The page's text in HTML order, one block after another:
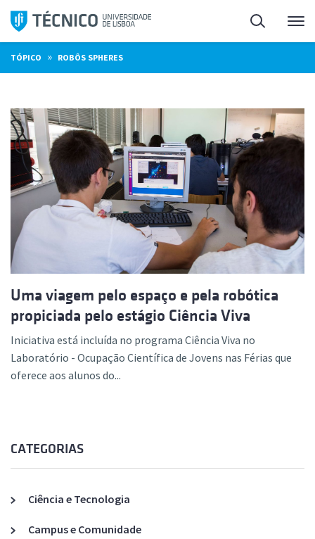
Saltar
para
o
conteúdo
Pesquisa
TÓPICO » ROBÔS SPHERES
Uma viagem pelo espaço e pela robótica
propiciada pelo estágio Ciência Viva
Iniciativa está incluída no programa Ciência Viva no
Laboratório - Ocupação Científica de Jovens nas Férias que
oferece aos alunos do...
CATEGORIAS
Ciência e Tecnologia
Campus e Comunidade